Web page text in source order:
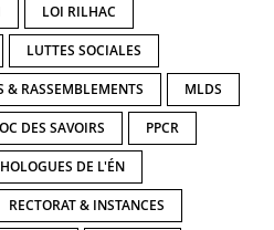
LOI RILHAC
LUTTES SOCIALES
& RASSEMBLEMENTS MLDS
DES SAVOIRS PPCR
DE L'ÉN
RECTORAT & INSTANCES